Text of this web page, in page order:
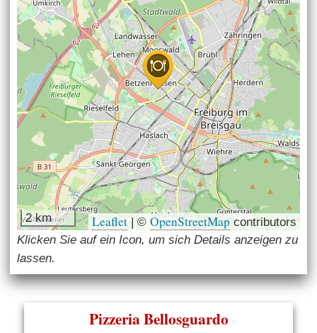
2 km Leaflet | © OpenStreetMap contributors
Klicken Sie auf ein Icon, um sich Details anzeigen zu
lassen.
Pizzeria Bellosguardo